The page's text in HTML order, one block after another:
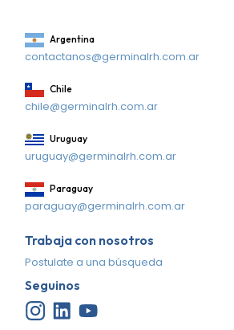
Argentina
contactanos@germinalrh.com.ar
Chile
chile@germinalrh.com.ar
Uruguay
uruguay@germinalrh.com.ar
Paraguay
paraguay@germinalrh.com.ar
Trabaja con nosotros
Postulate a una búsqueda
Seguinos